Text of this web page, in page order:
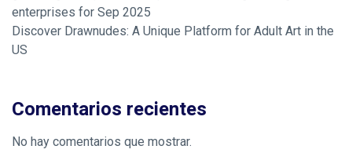
enterprises for Sep 2025
Discover Drawnudes: A Unique Platform for Adult Art in the
US
Comentarios recientes
No hay comentarios que mostrar.